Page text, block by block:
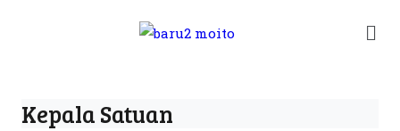
Kepala Satuan